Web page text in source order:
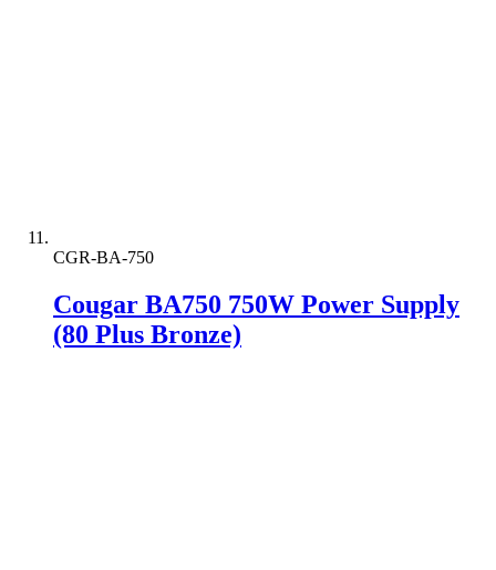
CGR-BA-750
Cougar BA750 750W Power Supply
(80 Plus Bronze)